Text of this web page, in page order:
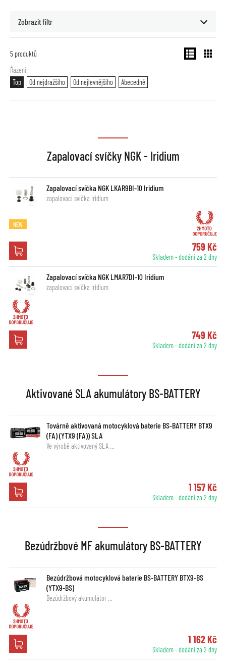
Zobrazit filtr
5 produktů
Řazení
Top
Od nejdražšího Od nejlevnějšího Abecedně
Zapalovací svíčky NGK - Iridium
Zapalovací svíčka NGK LKAR9BI-10 Iridium
zapalovací svíčka Iridium
NEW
759 Kč
Skladem - dodání za 2 dny
Zapalovací svíčka NGK LMAR7DI-10 Iridium
zapalovací svíčka Iridium
749 Kč
Skladem - dodání za 2 dny
Aktivované SLA akumulátory BS-BATTERY
Továrně aktivovaná motocyklová baterie BS-BATTERY BTX9
(FA) (YTX9 (FA)) SLA
Ve výrobě aktivovaný SLA …
1 157 Kč
Skladem - dodání za 2 dny
Bezúdržbové MF akumulátory BS-BATTERY
Bezúdržbová motocyklová baterie BS-BATTERY BTX9-BS
(YTX9-BS)
Bezúdržbový akumulátor …
1 162 Kč
Skladem - dodání za 2 dny